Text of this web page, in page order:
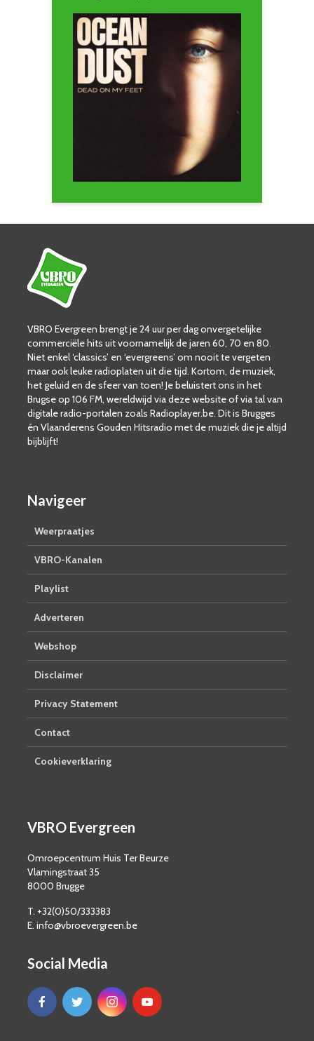
VBRO Evergreen brengt je 24 uur per dag onvergetelijke
commerciële hits uit voornamelijk de jaren 60, 70 en 80.
Niet enkel ‘classics’ en ‘evergreens’ om nooit te vergeten
maar ook leuke radioplaten uit die tijd. Kortom, de muziek,
het geluid en de sfeer van toen! Je beluistert ons in het
Brugse op 106 FM, wereldwijd via deze website of via tal van
digitale radio-portalen zoals Radioplayer.be. Dit is Brugges
én Vlaanderens Gouden Hitsradio met de muziek die je altijd
bijblijft!
Navigeer
Weerpraatjes
VBRO-Kanalen
Playlist
Adverteren
Webshop
Disclaimer
Privacy Statement
Contact
Cookieverklaring
VBRO Evergreen
Omroepcentrum Huis Ter Beurze
Vlamingstraat 35
8000 Brugge
T. +32(0)50/333383
E. info@vbroevergreen.be
Social Media